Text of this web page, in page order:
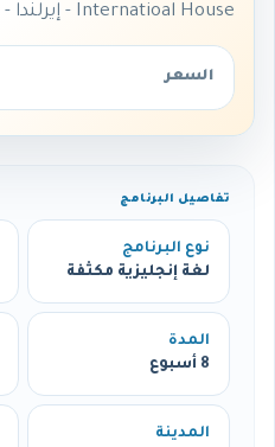
Internatioal House - إيرلندا - دبلن
السعر
تفاصيل البرنامج
نوع البرنامج
لغة إنجليزية مكثفة
المدة
8 أسبوع
المدينة